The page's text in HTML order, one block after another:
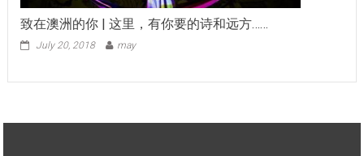
致在澳洲的你 | 这里，有你要的诗和远方……
July 20, 2018 may